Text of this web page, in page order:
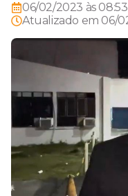
06/02/2023 às 08:53
Atualizado em 06/